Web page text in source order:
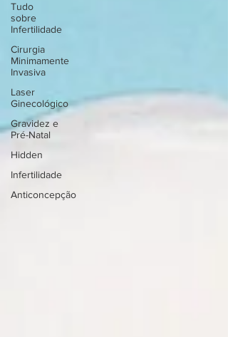
Tudo
sobre
Infertilidade
Cirurgia
Minimamente
Invasiva
Laser
Ginecológico
Gravidez e
Pré-Natal
Hidden
Infertilidade
Anticoncepção